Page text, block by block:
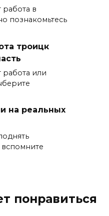
работа в
познакомьтесь
троицк
работа или
на реальных
понравиться